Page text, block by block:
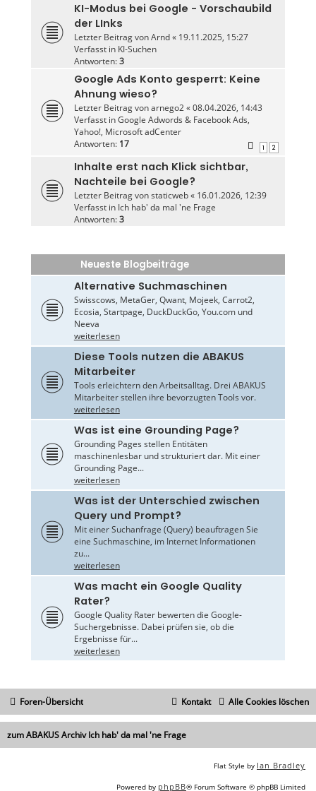
KI-Modus bei Google - Vorschaubild
der LInks
Letzter Beitrag vonArnd« 19.11.2025, 15:27
Verfasst in KI-Suchen
Antworten:3
Google Ads Konto gesperrt: Keine
Ahnung wieso?
Letzter Beitrag vonarnego2«08.04.2026, 14:43
Verfasst inGoogle Adwords & Facebook Ads,
Yahoo!, Microsoft adCenter
Antworten: 17 1 2
Inhalte erst nach Klick sichtbar,
Nachteile bei Google?
Letzter Beitrag vonstaticweb« 16.01.2026, 12:39
Verfasst in Ich hab' da mal 'ne Frage
Antworten:3
Neueste Blogbeiträge
Alternative Suchmaschinen
Swisscows, MetaGer, Qwant, Mojeek, Carrot2,
Ecosia, Startpage, DuckDuckGo, You.com und
Neeva
weiterlesen
Diese Tools nutzen die ABAKUS
Mitarbeiter
Tools erleichtern den Arbeitsalltag. Drei ABAKUS
Mitarbeiter stellen ihre bevorzugten Tools vor.
weiterlesen
Was ist eine Grounding Page?
Grounding Pages stellen Entitäten
maschinenlesbar und strukturiert dar. Mit einer
Grounding Page...
weiterlesen
Was ist der Unterschied zwischen
Query und Prompt?
Mit einer Suchanfrage (Query) beauftragen Sie
eine Suchmaschine, im Internet Informationen
zu...
weiterlesen
Was macht ein Google Quality
Rater?
Google Quality Rater bewerten die Google-
Suchergebnisse. Dabei prüfen sie, ob die
Ergebnisse für...
weiterlesen
Foren-Übersicht Alle Cookies löschen
Kontakt
zum ABAKUS Archiv Ich hab' da mal 'ne Frage
Flat Style by Ian Bradley
Powered by phpBB® Forum Software © phpBB Limited